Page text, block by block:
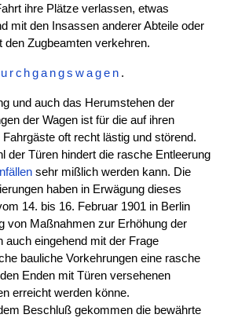
ihre Plätze verlassen, etwas
mit den Insassen anderer Abteile oder
den Zugbeamten verkehren.
.
und auch das Herumstehen der
der Wagen ist für die auf ihren
oft recht lästig und störend.
der Türen hindert die rasche Entleerung
sehr mißlich werden kann. Die
haben in Erwägung dieses
14. bis 16. Februar 1901 in Berlin
von Maßnahmen zur Erhöhung der
auch eingehend mit der Frage
bauliche Vorkehrungen eine rasche
Enden mit Türen versehenen
erreicht werden könne.
Beschluß gekommen die bewährte